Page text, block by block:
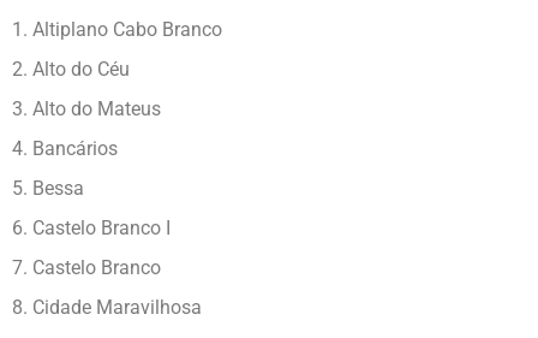
1. Altiplano Cabo Branco
2. Alto do Céu
3. Alto do Mateus
4. Bancários
5. Bessa
6. Castelo Branco I
7. Castelo Branco
8. Cidade Maravilhosa